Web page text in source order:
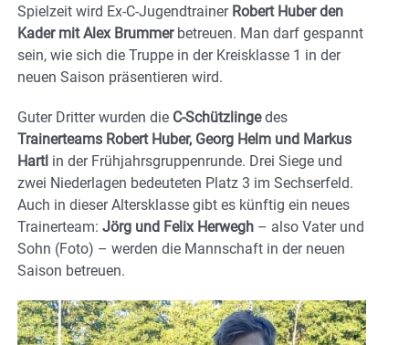
Spielzeit wird Ex-C-JugendtrainerRobert Huber den
Kader mit Alex Brummerbetreuen. Man darf gespannt
sein, wie sich die Truppe in der Kreisklasse 1 in der
neuen Saison präsentieren wird.
Guter Dritter wurden die C-Schützlingedes
Trainerteams Robert Huber, Georg Helm und Markus
Hartl in der Frühjahrsgruppenrunde. Drei Siege und
zwei Niederlagen bedeuteten Platz 3 im Sechserfeld.
Auch in dieser Altersklasse gibt es künftig ein neues
Trainerteam: Jörg und Felix Herwegh – also Vater und
Sohn (Foto) – werden die Mannschaft in der neuen
Saison betreuen.